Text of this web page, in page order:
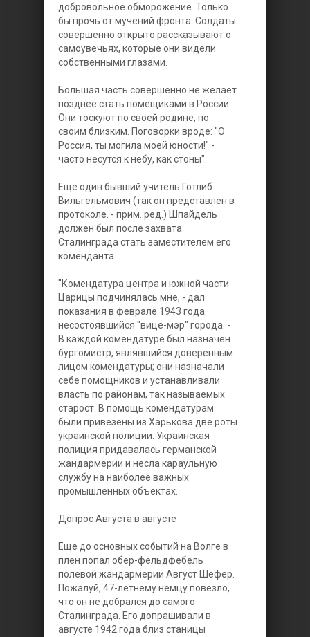
добровольное обморожение. Только
бы прочь от мучений фронта. Солдаты
совершенно открыто рассказывают о
самоувечьях, которые они видели
собственными глазами.
Большая часть совершенно не желает
позднее стать помещиками в России.
Они тоскуют по своей родине, по
своим близким. Поговорки вроде: "О
Россия, ты могила моей юности!" -
часто несутся к небу, как стоны".
Еще один бывший учитель Готлиб
Вильгельмович (так он представлен в
протоколе. - прим. ред.) Шпайдель
должен был после захвата
Сталинграда стать заместителем его
коменданта.
"Комендатура центра и южной части
Царицы подчинялась мне, - дал
показания в феврале 1943 года
несостоявшийся "вице-мэр" города. -
В каждой комендатуре был назначен
бургомистр, являвшийся доверенным
лицом комендатуры; они назначали
себе помощников и устанавливали
власть по районам, так называемых
старост. В помощь комендатурам
были привезены из Харькова две роты
украинской полиции. Украинская
полиция придавалась германской
жандармерии и несла караульную
службу на наиболее важных
промышленных объектах.
Допрос Августа в августе
Еще до основных событий на Волге в
плен попал обер-фельдфебель
полевой жандармерии Август Шефер.
Пожалуй, 47-летнему немцу повезло,
что он не добрался до самого
Сталинграда. Его допрашивали в
августе 1942 года близ станицы